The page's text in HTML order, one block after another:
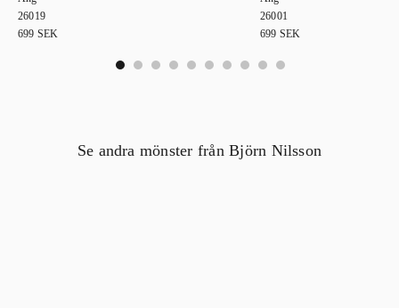
26019
699 SEK
26001
699 SEK
0 1 2 3 4 5 6 7 8 9
Se andra mönster från Björn Nilsson